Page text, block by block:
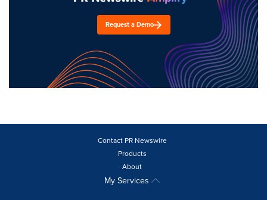
Request a Demo
Contact PR Newswire
Products
About
My Services